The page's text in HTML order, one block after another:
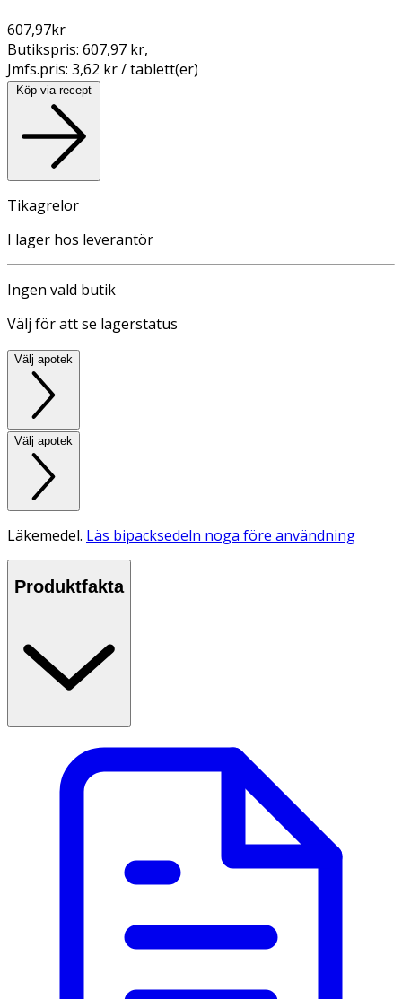
607,97kr
Butikspris: 607,97 kr,
Jmfs.pris: 3,62 kr / tablett(er)
Köp via recept
Tikagrelor
I lager hos leverantör
Ingen vald butik
Välj för att se lagerstatus
Välj apotek
Välj apotek
Läkemedel. Läs bipacksedeln noga före användning
Produktfakta